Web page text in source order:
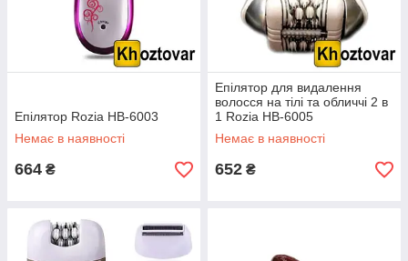
Епілятор Rozia HB-6003
Немає в наявності
664 ₴
Епілятор для видалення
волосся на тілі та обличчі 2 в
1 Rozia HB-6005
Немає в наявності
652 ₴